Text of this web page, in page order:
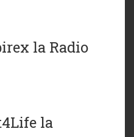
la Radio
la